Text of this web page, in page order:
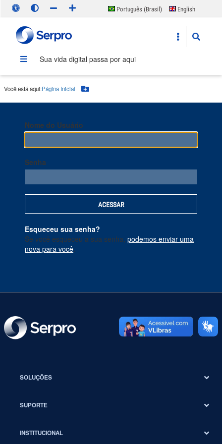
Português (Brasil)
English
Sua vida digital passa por aqui
Você está aqui:Página Inicial Botão Menu
Nome do Usuário
Senha
Esqueceu sua senha?
Se você esqueceu a sua senha, podemos enviar uma
nova para você
SOLUÇÕES
SUPORTE
INSTITUCIONAL